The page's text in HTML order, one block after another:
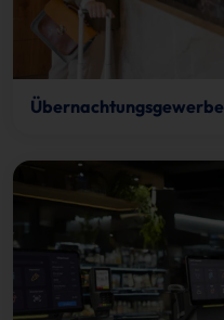
Übernachtungsgewerbe